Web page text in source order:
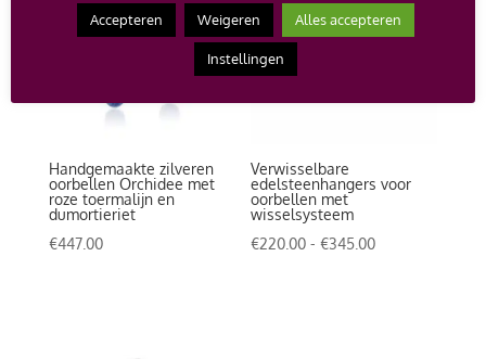
Handgemaakte zilveren
oorbellen Orchidee met
roze toermalijn en
dumortieriet
€447.00
Verwisselbare
edelsteenhangers voor
oorbellen met
wisselsysteem
€220.00 - €345.00Prijsklasse:
Accepteren Weigeren Alles accepteren
Instellingen